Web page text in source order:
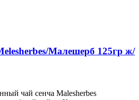
Малешерб 125гр ж/
чай сенча Malesherbes